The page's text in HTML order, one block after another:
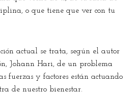
o que tiene que ver con tu
actual se trata, según el autor
Johann Hari, de un problema
fuerzas y factores están actuando
de nuestro bienestar.